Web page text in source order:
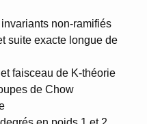
non-ramifiés
suite exacte longue de
faisceau de K-théorie
de Chow